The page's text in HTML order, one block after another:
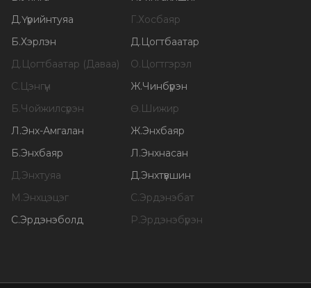
Д.Үүрийнтуяа Г.Хосбаяр
Б.Хэрлэн Д.Цогтбаатар
Д.Цогтбаатар (Даваа) О.Цогтгэрэл
С.Цэнгүүн Ж.Чинбүрэн
Б.Чойжилсүрэн Ө.Шижир
Л.Энх-Амгалан Ж.Энхбаяр
Б.Энхбаяр Л.Энхнасан
Д.Энхтуяа Д.Энхтүвшин
М.Энхцэцэг С.Эрдэнэбат
С.Эрдэнэболд Р.Эрдэнэбүрэн